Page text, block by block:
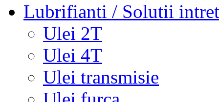
Lubrifianti / Solutii
Ulei 2T
Ulei 4T
Ulei transmisie